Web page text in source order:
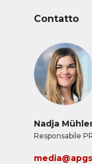
Contatto
Nadja
Responsabile